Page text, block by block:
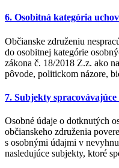
6. Osobitná kategória
Občianske združeniu
do osobitnej kategórie
zákona č. 18/2018 Z.z. ako
pôvode, politickom názore,
7. Subjekty
Osobné údaje o dotknutých
občianskeho združenia
s osobnými údajmi v
nasledujúce subjekty, ktoré